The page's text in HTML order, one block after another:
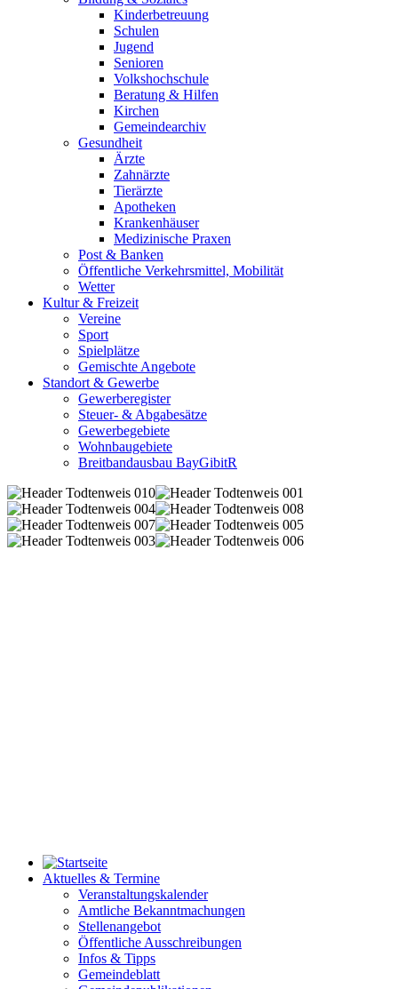
Kinderbetreuung
Schulen
Jugend
Senioren
Volkshochschule
Beratung & Hilfen
Kirchen
Gemeindearchiv
Gesundheit
Ärzte
Zahnärzte
Tierärzte
Apotheken
Krankenhäuser
Medizinische Praxen
Post & Banken
Öffentliche Verkehrsmittel, Mobilität
Wetter
Kultur & Freizeit
Vereine
Sport
Spielplätze
Gemischte Angebote
Standort & Gewerbe
Gewerberegister
Steuer- & Abgabesätze
Gewerbegebiete
Wohnbaugebiete
Breitbandausbau BayGibitR
Aktuelles & Termine
Veranstaltungskalender
Amtliche Bekanntmachungen
Stellenangebot
Öffentliche Ausschreibungen
Infos & Tipps
Gemeindeblatt